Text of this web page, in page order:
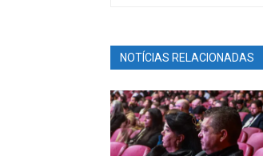
NOTÍCIAS RELACIONADAS